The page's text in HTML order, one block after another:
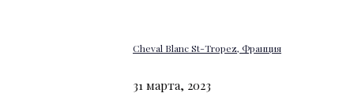
Cheval Blanc St-Tropez, Франция
31 марта, 2023